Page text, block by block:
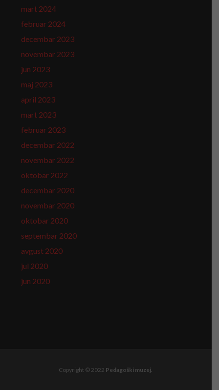
mart 2024
februar 2024
decembar 2023
novembar 2023
jun 2023
maj 2023
april 2023
mart 2023
februar 2023
decembar 2022
novembar 2022
oktobar 2022
decembar 2020
novembar 2020
oktobar 2020
septembar 2020
avgust 2020
jul 2020
jun 2020
Copyright © 2022 Pedagoški muzej.